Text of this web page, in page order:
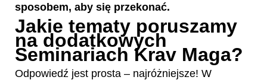
sposobem, aby się przekonać.
Jakie tematy poruszamy
na dodatkowych
Seminariach Krav Maga?
Odpowiedź jest prosta – najróżniejsze! W